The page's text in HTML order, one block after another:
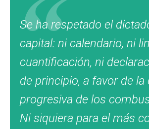
Se ha respetado el
capital: ni calendario, ni
cuantificación, ni
de principio, a favor de
progresiva de los
Ni siquiera para el más